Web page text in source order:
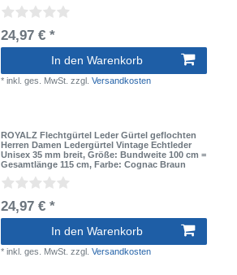
24,97 € *
In den Warenkorb
*inkl. ges. MwSt. zzgl.Versandkosten
ROYALZ Flechtgürtel Leder Gürtel geflochten
Herren Damen Ledergürtel Vintage Echtleder
Unisex 35 mm breit, Größe: Bundweite 100 cm =
Gesamtlänge 115 cm, Farbe: Cognac Braun
24,97 € *
In den Warenkorb
*inkl. ges. MwSt. zzgl.Versandkosten